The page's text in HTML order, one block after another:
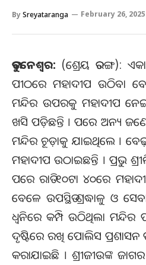
BySreyataranga February 26, 2025
ଭୁବନେଶ୍ଵର: (ଶ୍ରେୟ ତରଙ୍ଗ):
ପୀଠରେ ମହାଦୀପ ଉଠିବା
ମନ୍ଦିର ଉପରକୁ ମହାଦୀପ
ଖସି ପଡ଼ିଛନ୍ତି । ପରେ ଅନ୍ୟ
ମନ୍ଦିର ଚୂଡ଼ାକୁ ଯାଇଥିଲେ ।
ମହାଦୀପ ଉଠାଇଛନ୍ତି । ପ୍ରଭୁ
ପରେ ରାତି ୧୦ଟା ୪୦ରେ
ବେଳେ ଉପସ୍ଥିତ ଶ୍ରଦ୍ଧାଳୁ ଓ
ଧ୍ୱନିରେ କମ୍ପି ଉଠିଥିଲା ମନ୍ଦିର
ଦୃଷ୍ଟିରେ ରଖି ପୋଲିସ ପ୍ରଶାସନ
କରାଯାଇଛି । ଶ୍ରୀଜୀଉଙ୍କ